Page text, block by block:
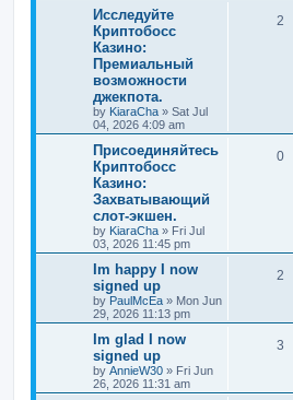
Исследуйте
Криптобосс
Казино:
Премиальный
возможности
джекпота.
by KiaraCha » Sat Jul
04, 2026 4:09 am
2
Присоединяйтесь
Криптобосс
Казино:
Захватывающий
слот-экшен.
by KiaraCha » Fri Jul
03, 2026 11:45 pm
0
Im happy I now
signed up
by PaulMcEa » Mon Jun
29, 2026 11:13 pm
2
Im glad I now
signed up
by AnnieW30 » Fri Jun
26, 2026 11:31 am
3